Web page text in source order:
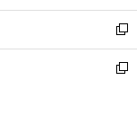
開
く
ウ
で
開
く
ン
ド
ウ
で
ウ
ィ
ン
ド
新
し
い
新